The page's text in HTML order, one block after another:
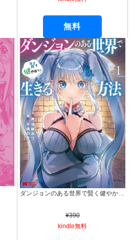
無料
ダンジョンのある世界で賢く健やかに生きる方法（コミック） ： 1 (モンスターコミックス)
¥390
kindle無料